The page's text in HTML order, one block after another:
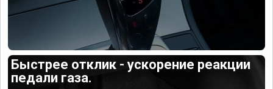
Быстрее отклик - ускорение реакции
педали газа.